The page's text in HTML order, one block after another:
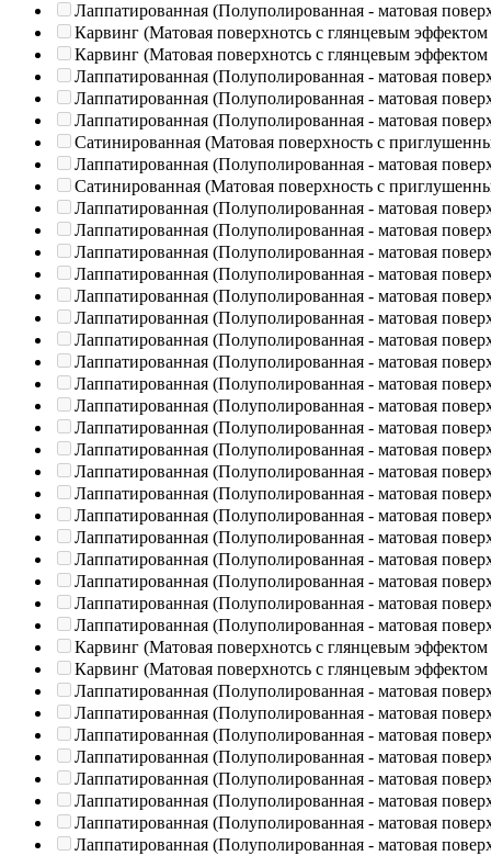
Лаппатированная (Полуполированная - матовая
Карвинг (Матовая поверхнотсь с глянцевым эффектом
Карвинг (Матовая поверхнотсь с глянцевым эффектом
Лаппатированная (Полуполированная - матовая
Лаппатированная (Полуполированная - матовая
Лаппатированная (Полуполированная - матовая
Сатинированная (Матовая поверхность с
Лаппатированная (Полуполированная - матовая
Сатинированная (Матовая поверхность с
Лаппатированная (Полуполированная - матовая
Лаппатированная (Полуполированная - матовая
Лаппатированная (Полуполированная - матовая
Лаппатированная (Полуполированная - матовая
Лаппатированная (Полуполированная - матовая
Лаппатированная (Полуполированная - матовая
Лаппатированная (Полуполированная - матовая
Лаппатированная (Полуполированная - матовая
Лаппатированная (Полуполированная - матовая
Лаппатированная (Полуполированная - матовая
Лаппатированная (Полуполированная - матовая
Лаппатированная (Полуполированная - матовая
Лаппатированная (Полуполированная - матовая
Лаппатированная (Полуполированная - матовая
Лаппатированная (Полуполированная - матовая
Лаппатированная (Полуполированная - матовая
Лаппатированная (Полуполированная - матовая
Лаппатированная (Полуполированная - матовая
Лаппатированная (Полуполированная - матовая
Лаппатированная (Полуполированная - матовая
Карвинг (Матовая поверхнотсь с глянцевым эффектом
Карвинг (Матовая поверхнотсь с глянцевым эффектом
Лаппатированная (Полуполированная - матовая
Лаппатированная (Полуполированная - матовая
Лаппатированная (Полуполированная - матовая
Лаппатированная (Полуполированная - матовая
Лаппатированная (Полуполированная - матовая
Лаппатированная (Полуполированная - матовая
Лаппатированная (Полуполированная - матовая
Лаппатированная (Полуполированная - матовая